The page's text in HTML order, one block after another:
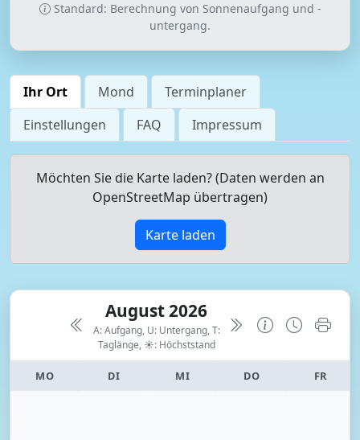
Standard: Berechnung von Sonnenaufgang und -
untergang.
Ihr Ort Mond
Terminplaner
Einstellungen
FAQ Impressum
Möchten Sie die Karte laden? (Daten werden an
OpenStreetMap übertragen)
Karte laden
August 2026
A: Aufgang, U: Untergang, T:
Taglänge, ☀: Höchststand
MO DI MI DO FR